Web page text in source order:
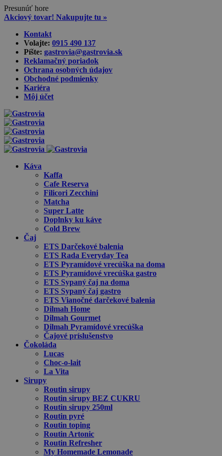
Presunúť hore
Akciový tovar! Nakupujte tu »
content
Kontakt
Volajte: 0915 490 137‬
Píšte: gastrovia@gastrovia.sk‬
Reklamačný poriadok
Ochrana osobných údajov
Obchodné podmienky
Kariéra
Môj účet
Káva
Kaffa
Cafe Reserva
Filicori Zecchini
Matcha
Super Latte
Doplnky ku káve
Cold Brew
Čaj
ETS Darčekové balenia
ETS Rada Everyday Tea
ETS Pyramídové vrecúška na doma
ETS Pyramídové vrecúška gastro
ETS Sypaný čaj na doma
ETS Sypaný čaj gastro
ETS Vianočné darčekové balenia
Dilmah Home
Dilmah Gourmet
Dilmah Pyramídové vrecúška
Čajové príslušenstvo
Čokoláda
Lucas
Choc-o-lait
La Vita
Sirupy
Routin sirupy
Routin sirupy BEZ CUKRU
Routin sirupy 250ml
Routin pyré
Routin toping
Routin Artonic
Routin Refresher
My Homemade Lemonade